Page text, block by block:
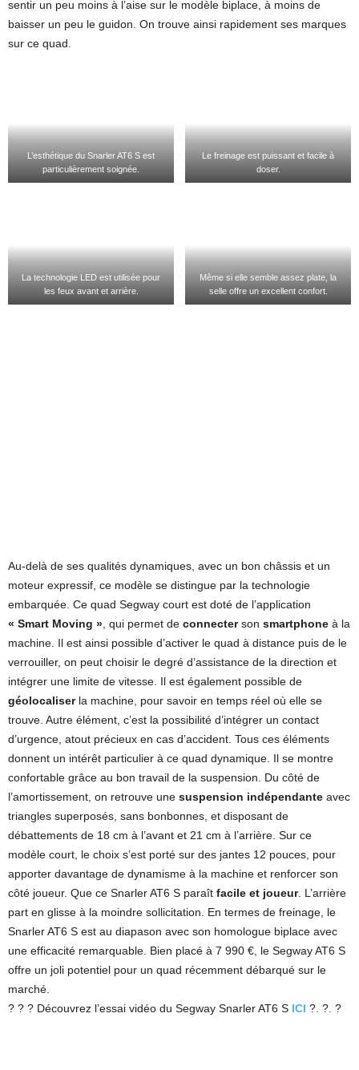
sentir un peu moins à l’aise sur le modèle biplace, à moins de
baisser un peu le guidon. On trouve ainsi rapidement ses marques
sur ce quad.
L’esthétique du Snarler AT6 S est
particulièrement soignée.
Le freinage est puissant et facile à
doser.
La technologie LED est utilisée pour
les feux avant et arrière.
Même si elle semble assez plate, la
selle offre un excellent confort.
Au-delà de ses qualités dynamiques, avec un bon châssis et un
moteur expressif, ce modèle se distingue par la technologie
embarquée. Ce quad Segway court est doté de l’application
« Smart Moving » , qui permet de connecterson smartphone à la
machine. Il est ainsi possible d’activer le quad à distance puis de le
verrouiller, on peut choisir le degré d’assistance de la direction et
intégrer une limite de vitesse. Il est également possible de
géolocaliserla machine, pour savoir en temps réel où elle se
trouve. Autre élément, c’est la possibilité d’intégrer un contact
d’urgence, atout précieux en cas d’accident. Tous ces éléments
donnent un intérêt particulier à ce quad dynamique. Il se montre
confortable grâce au bon travail de la suspension. Du côté de
l’amortissement, on retrouve une suspension indépendante avec
triangles superposés, sans bonbonnes, et disposant de
débattements de 18 cm à l’avant et 21 cm à l’arrière. Sur ce
modèle court, le choix s’est porté sur des jantes 12 pouces, pour
apporter davantage de dynamisme à la machine et renforcer son
côté joueur. Que ce Snarler AT6 S paraît facile et joueur. L’arrière
part en glisse à la moindre sollicitation. En termes de freinage, le
Snarler AT6 S est au diapason avec son homologue biplace avec
une efficacité remarquable. Bien placé à 7 990 €, le Segway AT6 S
offre un joli potentiel pour un quad récemment débarqué sur le
marché.
? ? ? Découvrez l’essai vidéo du Segway Snarler AT6 S ICI ?. ?. ?